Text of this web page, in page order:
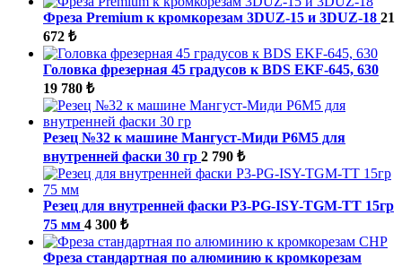
Фреза Premium к кромкорезам 3DUZ-15 и 3DUZ-18 21
672 ₺
Головка фрезерная 45 градусов к BDS EKF-645, 630
19 780 ₺
Резец №32 к машине Мангуст-Миди Р6М5 для
внутренней фаски 30 гр 2 790 ₺
Резец для внутренней фаски P3-PG-ISY-TGM-ТТ 15гр
75 мм 4 300 ₺
Фреза стандартная по алюминию к кромкорезам